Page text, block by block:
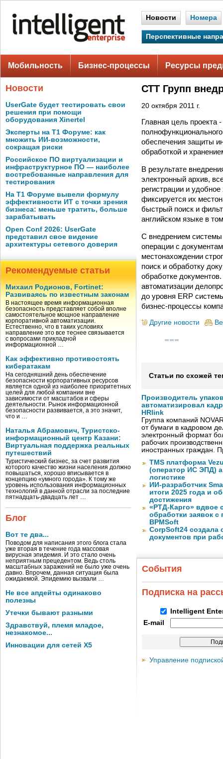
Новости Номера
Перспективные
Мобильность Бизнес-процессы Ресурсы
Новости
UserGate будет тестировать свои
решения при помощи
оборудования Xinertel
Эксперты на Т1 Форуме: как
множить ИИ-возможности,
сокращая риски
Российское ПО виртуализации и
инфраструктурное ПО — наиболее
востребованные направления для
тестирования
На Т1 Форуме вывели формулу
эффективности ИТ с точки зрения
бизнеса: меньше тратить, больше
зарабатывать
Open Conf 2026: UserGate
представил свое видение
архитектуры сетевого доверия
Рекомендуемые статьи
Михаил Родионов, Fortinet:
Развиваясь по известным законам
В настоящее время информационная
безопасность представляет собой вполне
самостоятельное мощное направление
корпоративной автоматизации.
Естественно, что в таких условиях
направление это все теснее связывается
с вопросами прикладной
информационной …
Как эффективно противостоять
кибератакам
На сегодняшний день обеспечение
безопасности корпоративных ресурсов
является одной из наиболее приоритетных
целей для любой компании вне
зависимости от масштабов и сферы
деятельности. Рынок информационной
безопасности развивается, а это значит,
что и …
Наталья Абрамович, Туристско-
информационный центр Казани:
Виртуальная поддержка реальных
путешествий
Туристический бизнес, за счет развития
которого качество жизни населения должно
повышаться, хорошо вписывается в
концепцию «умного города». К тому же
уровень использования информационных
технологий в данной отрасли за последние
пятнадцать-двадцать лет …
Блог
Вот те два...
Поводом для написания этого блога стала
уже вторая в течение года массовая
вирусная эпидемия. И это стало очень
неприятным прецедентом. Ведь столь
масштабных заражений не было уже очень
давно. Впрочем, данная ситуация была
ожидаемой. Эпидемию вызвали …
Не все апдейты одинаково
полезны
Утечки бывают разными
Здравствуй, племя младое,
незнакомое...
Инновации для сетей X5
СТТ Групп
20 октября 2011 г.
Главная цель проекта
обеспечения защиты
обработкой и
В результате
электронный архив,
регистрации и
фиксируется их
быстрый поиск и
английском языке в
С внедрением
операции с
местонахождении
поиск и обработку
обработке
автоматизации
до уровня ERP
бизнес-процессы
Другие новости
Статьи по схожей
Производитель
автоматизировал
HRlink
Группа компаний
от бумаги в кадровом
электронный формат
рабочих
иностранных граждан.
TMS платформа
(оператор ИС ЭПД)
логистике
ИИ-разработчик
итоги 2025 года и
достижения
«РТД-Карго» вдвое
обработки заявок
BPMSoft
CorpSoft24 создала
документов при
События
Подписка на
Intelligent
E-mail
Управление